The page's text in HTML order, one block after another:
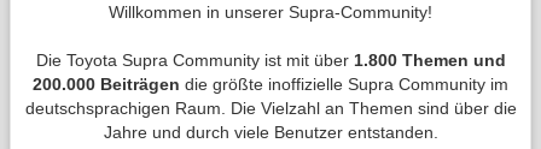
Willkommen in unserer Supra-Community!
Die Toyota Supra Community ist mit über 1.800 Themen und
200.000 Beiträgen die größte inoffizielle Supra Community im
deutschsprachigen Raum. Die Vielzahl an Themen sind über die
Jahre und durch viele Benutzer entstanden.